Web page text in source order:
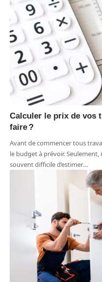
IMMO
Calculer le prix de vos
faire ?
Avant de commencer tous
le budget à prévoir. Seulement,
souvent difficile d’estimer…